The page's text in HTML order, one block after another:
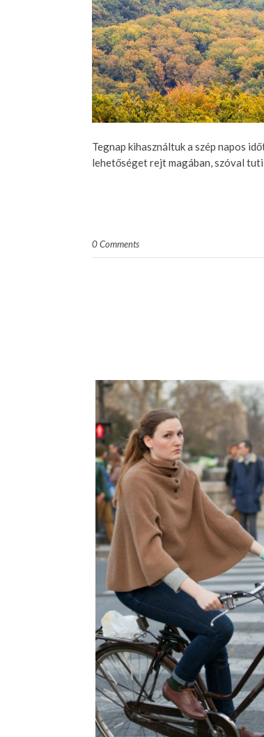
Tegnap kihasználtuk a szép napos
lehetőséget rejt magában, szóval
0 Comments